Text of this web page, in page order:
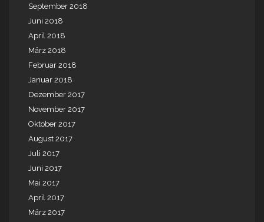
September 2018
Juni 2018
April 2018
März 2018
Februar 2018
Januar 2018
Dezember 2017
November 2017
Oktober 2017
August 2017
Juli 2017
Juni 2017
Mai 2017
April 2017
März 2017